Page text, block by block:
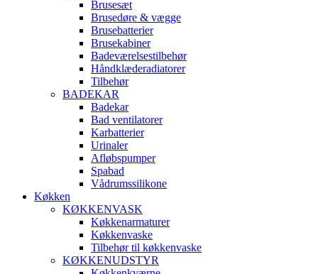
Brusesæt
Brusedøre & vægge
Brusebatterier
Brusekabiner
Badeværelsestilbehør
Håndklæderadiatorer
Tilbehør
BADEKAR
Badekar
Bad ventilatorer
Karbatterier
Urinaler
Afløbspumper
Spabad
Vådrumssilikone
Køkken
KØKKENVASK
Køkkenarmaturer
Køkkenvaske
Tilbehør til køkkenvaske
KØKKENUDSTYR